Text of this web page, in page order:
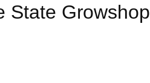
State Growshop